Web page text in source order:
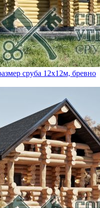
сруба 12х12м, бревно